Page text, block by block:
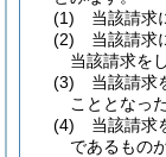
(1)
当該請求
(2)
当該請求
当該請求を
(3)
当該請求
こととなっ
(4)
当該請求
であるもの